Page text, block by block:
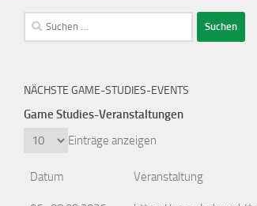
Suchen
nach:
NÄCHSTE GAME-STUDIES-EVENTS
Game Studies-Veranstaltungen
Einträge anzeigen
Datum Veranstaltung